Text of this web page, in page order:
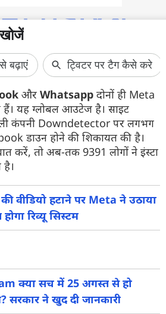
और Whatsapp दोनों ही Meta
हैं। यह ग्लोबल आउटेज है। साइट
कंपनी Downdetector पर लगभग
डाउन होने की शिकायत की है।
करें, तो अब-तक 9391 लोगों ने इंस्टा
वीडियो हटाने पर Meta ने उठाया
रिव्यू सिस्टम
क्या सच में 25 अगस्त से हो
सरकार ने खुद दी जानकारी